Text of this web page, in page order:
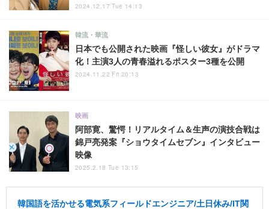
2024.12.17 Tue 14:13
日本でも公開された映画『怪しい彼女』がドラマ
化！主演3人の青春溢れるポスター3種を公開
韓流・華流
2024.11.22 Fri 20:13
阿部寛、驚愕！リアルタイム＆生声の演技合戦は
錦戸亮発案『ショウタイムセブン』インタビュー
映像
映画
2025.2.18 Tue 13:15
韓国語を活かせる電気系フィールドエンジニア/土日休み/IT関